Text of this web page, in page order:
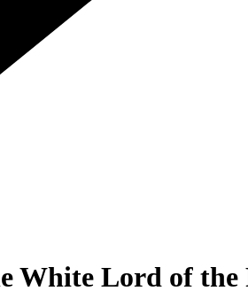
White Lord of the